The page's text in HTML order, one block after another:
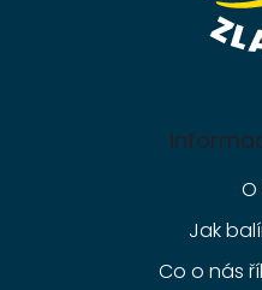
Jak
Co o nás